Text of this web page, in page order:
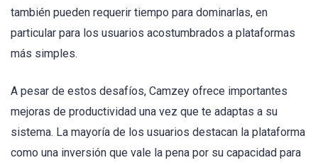
también pueden requerir tiempo para dominarlas, en
particular para los usuarios acostumbrados a plataformas
más simples.
A pesar de estos desafíos, Camzey ofrece importantes
mejoras de productividad una vez que te adaptas a su
sistema. La mayoría de los usuarios destacan la plataforma
como una inversión que vale la pena por su capacidad para